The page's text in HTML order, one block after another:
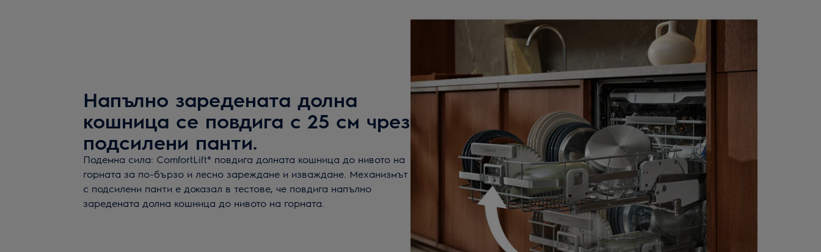
Напълно заредената долна
кошница се повдига с 25 см чрез
подсилени панти.
Подемна сила: ComfortLift® повдига долната кошница до нивото на
горната за по-бързо и лесно зареждане и изваждане. Механизмът
с подсилени панти е доказал в тестове, че повдига напълно
заредената долна кошница до нивото на горната.